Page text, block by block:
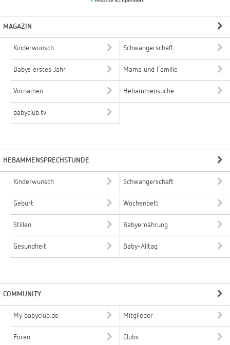
MAGAZIN
Kinderwunsch Schwangerschaft
Babys erstes Jahr Mama und Familie
Vornamen Hebammensuche
babyclub.tv
HEBAMMENSPRECHSTUNDE
Kinderwunsch Schwangerschaft
Geburt Wochenbett
Stillen Babyernährung
Gesundheit Baby-Alltag
COMMUNITY
My babyclub.de Mitglieder
Foren Clubs